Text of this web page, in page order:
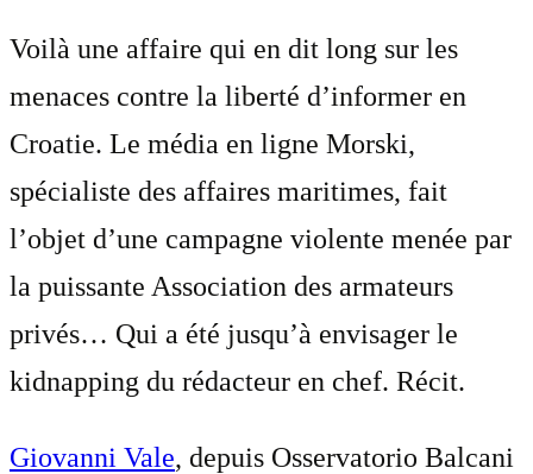
Voilà une affaire qui en dit long sur les
menaces contre la liberté d’informer en
Croatie. Le média en ligne Morski,
spécialiste des affaires maritimes, fait
l’objet d’une campagne violente menée par
la puissante Association des armateurs
privés… Qui a été jusqu’à envisager le
kidnapping du rédacteur en chef. Récit.
Giovanni Vale, depuis Osservatorio Balcani